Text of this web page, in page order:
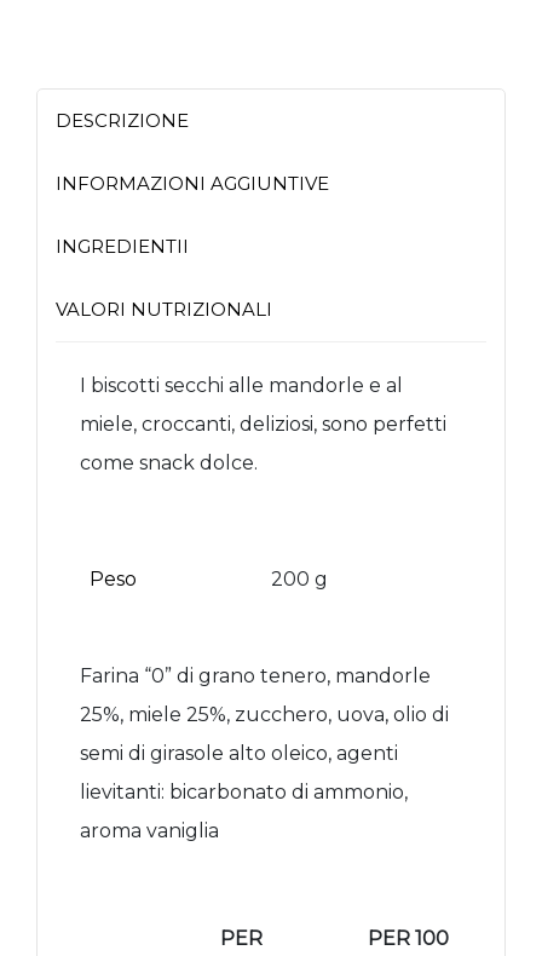
DESCRIZIONE
INFORMAZIONI AGGIUNTIVE
INGREDIENTII
VALORI NUTRIZIONALI
I biscotti secchi alle mandorle e al
miele, croccanti, deliziosi, sono perfetti
come snack dolce.
Peso 200 g
Farina “0” di grano tenero, mandorle
25%, miele 25%, zucchero, uova, olio di
semi di girasole alto oleico, agenti
lievitanti: bicarbonato di ammonio,
aroma vaniglia
PER
PER 100